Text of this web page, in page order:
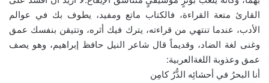
القارئ متعة القراءة، فالكتاب ماتع ومفيد، يطوف بك في عوالم
الأدب، عندما تنتهي من قراءته، يترك فيك أثره، وتتيقن بنفسك عمق
وغنى لغة الضاد، وقديماً قال شاعر النيل حافظ إبراهيم، وهو يصف
عمق وعذوبة اللغةالعربية:
أنا البحرُ في أحشائِه الدُّرُ كامِن